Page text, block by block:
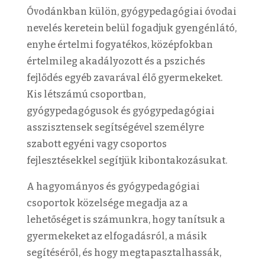
Óvodánkban külön, gyógypedagógiai óvodai
nevelés keretein belül fogadjuk gyengénlátó,
enyhe értelmi fogyatékos, középfokban
értelmileg akadályozott és a pszichés
fejlődés egyéb zavarával élő gyermekeket.
Kis létszámú csoportban,
gyógypedagógusok és gyógypedagógiai
asszisztensek segítségével személyre
szabott egyéni vagy csoportos
fejlesztésekkel segítjük kibontakozásukat.
A hagyományos és gyógypedagógiai
csoportok közelsége megadja az a
lehetőséget is számunkra, hogy tanítsuk a
gyermekeket az elfogadásról, a másik
segítéséről, és hogy megtapasztalhassák,